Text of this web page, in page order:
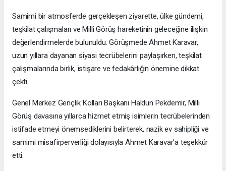
Samimi bir atmosferde gerçekleşen ziyarette, ülke gündemi,
teşkilat çalışmaları ve Milli Görüş hareketinin geleceğine ilişkin
değerlendirmelerde bulunuldu. Görüşmede Ahmet Karavar,
uzun yıllara dayanan siyasi tecrübelerini paylaşırken, teşkilat
çalışmalarında birlik, istişare ve fedakârlığın önemine dikkat
çekti.
Genel Merkez Gençlik Kolları Başkanı Haldun Pekdemir, Milli
Görüş davasına yıllarca hizmet etmiş isimlerin tecrübelerinden
istifade etmeyi önemsediklerini belirterek, nazik ev sahipliği ve
samimi misafirperverliği dolayısıyla Ahmet Karavar'a teşekkür
etti.